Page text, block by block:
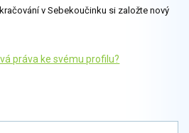
v Sebekoučinku si založte nový
práva ke svému profilu?